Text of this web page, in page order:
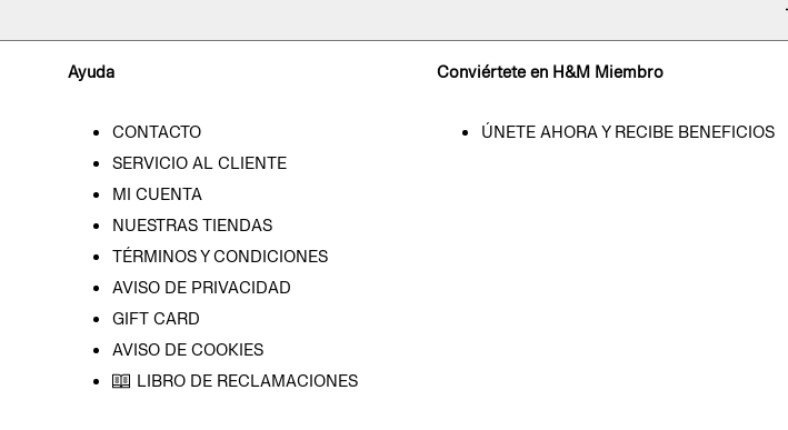
Ayuda
CONTACTO
SERVICIO AL CLIENTE
MI CUENTA
NUESTRAS TIENDAS
TÉRMINOS Y CONDICIONES
AVISO DE PRIVACIDAD
GIFT CARD
AVISO DE COOKIES
LIBRO DE RECLAMACIONES
Conviértete en H&M Miembro
ÚNETE AHORA Y RECIBE BENEFICIOS